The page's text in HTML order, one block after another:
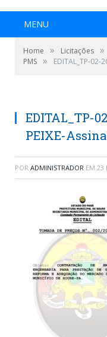
MENU
Home » Licitações »
PMS » EDITAL_TP-02-
EDITAL_TP-
PEIXE-
POR ADMINISTRADOR EM 23